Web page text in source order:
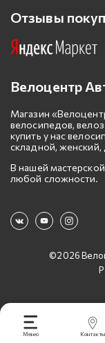
Отзывы
Велоцентр
Магазин
велосипедов,
купить у нас
складной, женский,
В нашей
любой сложности.
©2026
Меню Контакты